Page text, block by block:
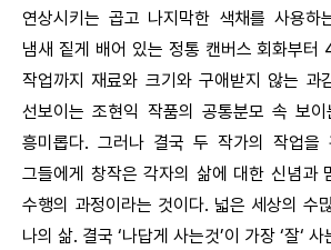
연상시키는 곱고 나지막한 색채를 사용하
냄새 짙게 배어 있는 정통 캔버스 회화부터
작업까지 재료와 크기와 구애받지 않는 과
선보이는 조현익 작품의 공통분모 속 보
흥미롭다. 그러나 결국 두 작가의 작업을
그들에게 창작은 각자의 삶에 대한 신념과
수행의 과정이라는 것이다. 넓은 세상의 수
나의 삶. 결국 ‘나답게 사는것’이 가장 ‘잘‘